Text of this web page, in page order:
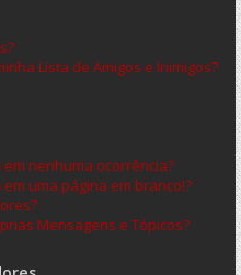
Lista de Amigos e Inimigos?
nenhuma ocorrência?
uma página em branco!?
Mensagens e Tópicos?